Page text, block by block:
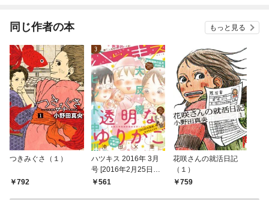
同じ作者の本 もっと見る
つきみぐさ（１）
792
ハツキス 2016年 3月
号 [2016年2月25日発
売]561
花咲さんの就活日記
（１）
759